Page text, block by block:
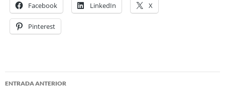
Facebook LinkedIn X
Pinterest
ENTRADA ANTERIOR